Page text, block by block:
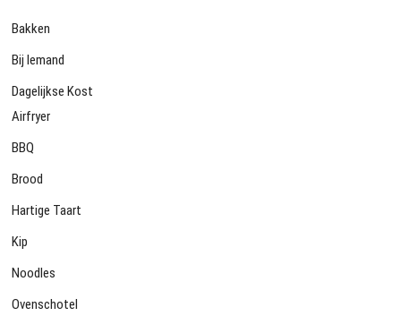
Bakken
Bij Iemand
Dagelijkse Kost
Airfryer
BBQ
Brood
Hartige Taart
Kip
Noodles
Ovenschotel